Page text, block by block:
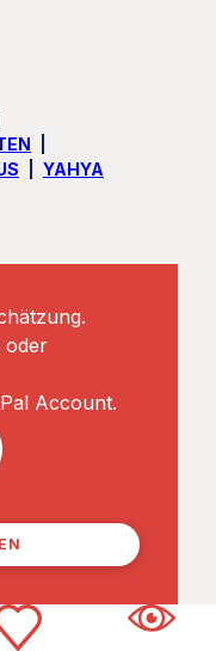
YAHYA
oder
Account.